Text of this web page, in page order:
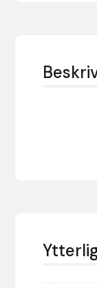
Eric LeTixerant